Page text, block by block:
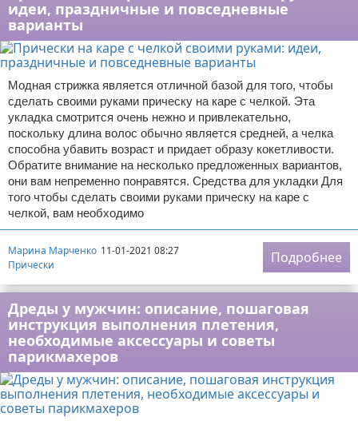
идеи, праздничные и повседневные
варианты
Модная стрижка является отличной базой для того, чтобы
сделать своими руками прическу на каре с челкой. Эта
укладка смотрится очень нежно и привлекательно,
поскольку длина волос обычно является средней, а челка
способна убавить возраст и придает образу кокетливости.
Обратите внимание на несколько предложенных вариантов,
они вам непременно понравятся. Средства для укладки Для
того чтобы сделать своими руками прическу на каре с
челкой, вам необходимо
Марина Марченко 11-01-2021 08:27
Прически
Подробнее
Дреды у мужчин: описание, пошаговая
инструкция выполнения плетения,
необходимые аксессуары и советы
парикмахеров